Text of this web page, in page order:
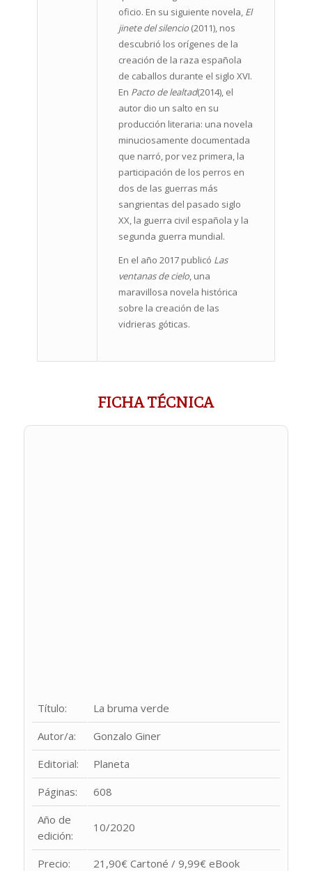
oficio. En su siguiente novela, El
jinete del silencio(2011), nos
descubrió los orígenes de la
creación de la raza española
de caballos durante el siglo XVI.
En Pacto de lealtad(2014), el
autor dio un salto en su
producción literaria: una novela
minuciosamente documentada
que narró, por vez primera, la
participación de los perros en
dos de las guerras más
sangrientas del pasado siglo
XX, la guerra civil española y la
segunda guerra mundial.
En el año 2017 publicó Las
ventanas de cielo, una
maravillosa novela histórica
sobre la creación de las
vidrieras góticas.
FICHA TÉCNICA
Título:
La bruma verde
Autor/a:
Gonzalo Giner
Editorial:
Planeta
Páginas:
608
Año de
edición:
10/2020
Precio:
21,90€ Cartoné / 9,99€ eBook